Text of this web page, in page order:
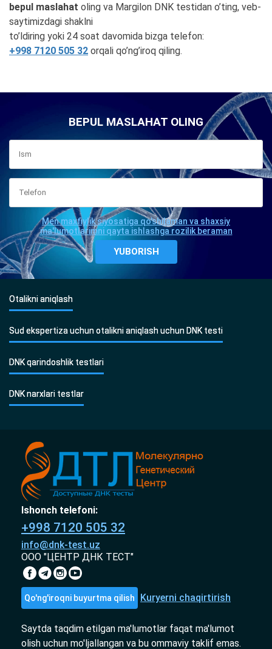
bepul maslahat oling va Margilon DNK testidan o’ting, veb-
saytimizdagi shaklni
to’ldiring yoki 24 soat davomida bizga telefon:
+998 7120 505 32 orqali qo’ng’iroq qiling.
BEPUL MASLAHAT OLING
Men maxfiylik siyosatiga qo'shilaman va shaxsiy
ma'lumotlarimni qayta ishlashga rozilik beraman
Otalikni aniqlash
Sud ekspertiza uchun otalikni aniqlash uchun DNK testi
DNK qarindoshlik testlari
DNK narxlari testlar
Ishonch telefoni:
+998 7120 505 32
info@dnk-test.uz
ООО "ЦЕНТР ДНК ТЕСТ"
Qo'ng'iroqni buyurtma qilish Kuryerni chaqirtirish
Saytda taqdim etilgan ma'lumotlar faqat ma'lumot
olish uchun mo'ljallangan va bu ommaviy taklif emas.